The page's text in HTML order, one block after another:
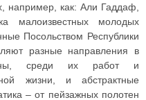
например, как: Али Гаддаф,
малоизвестных молодых
Посольством Республики
разные направления в
среди их работ и
жизни, и абстрактные
– от пейзажных полотен